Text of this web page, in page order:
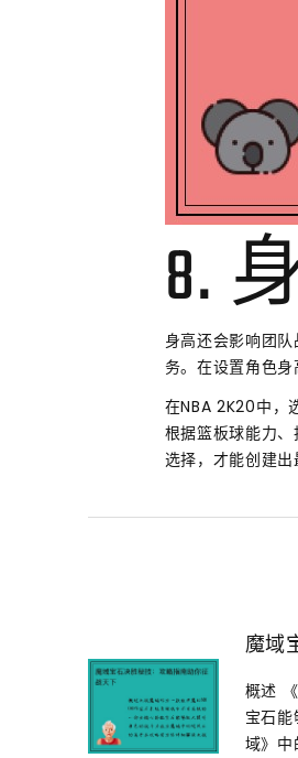
8.
身高还会影响团
务。在设置角色
在NBA 2K20中，
根据篮板球能力
选择，才能创建出
魔域
概述
宝石
域》